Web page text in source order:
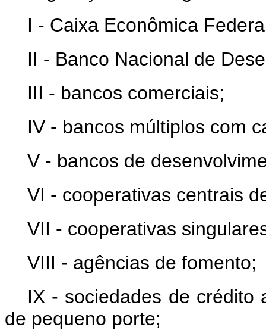
I - Caixa Econômica
II - Banco Nacional de
III - bancos comerciais;
IV - bancos múltiplos com
V - bancos de
VI - cooperativas centrais
VII - cooperativas
VIII - agências de fomento;
IX - sociedades de crédito
de pequeno porte;